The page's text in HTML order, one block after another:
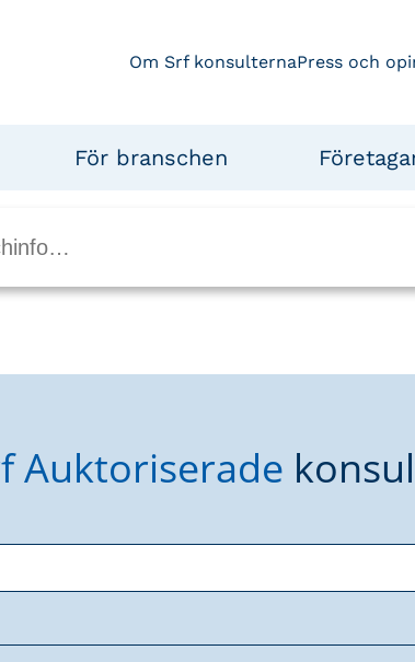
Om Srf konsulternaPress och
För branschen
Auktoriserade